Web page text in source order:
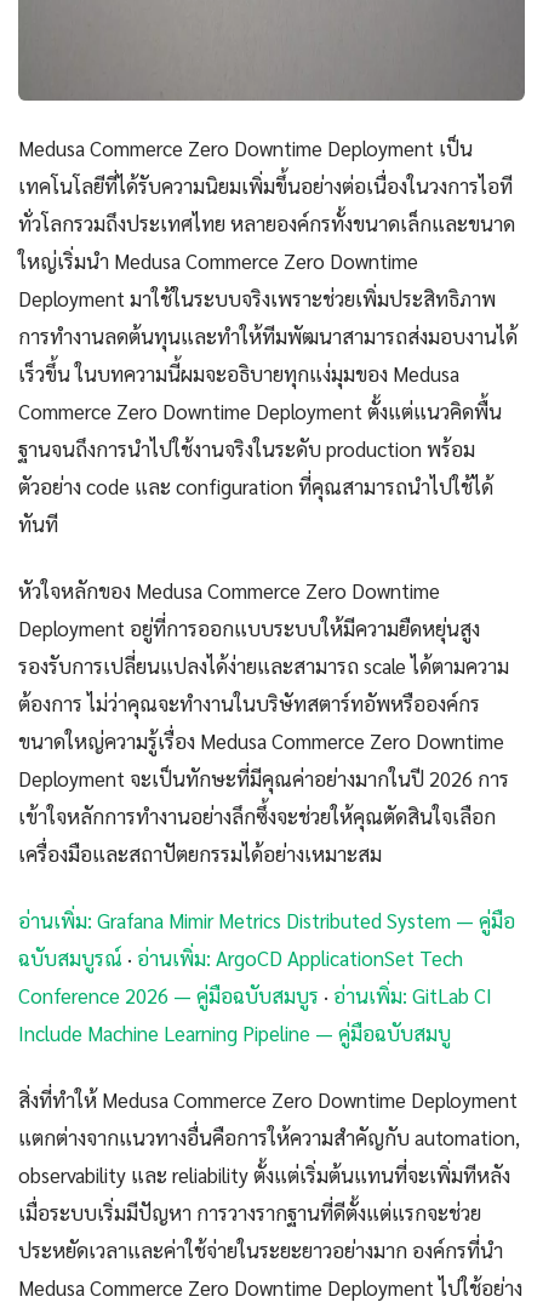
Medusa Commerce Zero Downtime Deployment เป็น
เทคโนโลยีที่ได้รับความนิยมเพิ่มขึ้นอย่างต่อเนื่องในวงการไอที
ทั่วโลกรวมถึงประเทศไทย หลายองค์กรทั้งขนาดเล็กและขนาด
ใหญ่เริ่มนำ Medusa Commerce Zero Downtime
Deployment มาใช้ในระบบจริงเพราะช่วยเพิ่มประสิทธิภาพ
การทำงานลดต้นทุนและทำให้ทีมพัฒนาสามารถส่งมอบงานได้
เร็วขึ้น ในบทความนี้ผมจะอธิบายทุกแง่มุมของ Medusa
Commerce Zero Downtime Deployment ตั้งแต่แนวคิดพื้น
ฐานจนถึงการนำไปใช้งานจริงในระดับ production พร้อม
ตัวอย่าง code และ configuration ที่คุณสามารถนำไปใช้ได้
ทันที
หัวใจหลักของ Medusa Commerce Zero Downtime
Deployment อยู่ที่การออกแบบระบบให้มีความยืดหยุ่นสูง
รองรับการเปลี่ยนแปลงได้ง่ายและสามารถ scale ได้ตามความ
ต้องการ ไม่ว่าคุณจะทำงานในบริษัทสตาร์ทอัพหรือองค์กร
ขนาดใหญ่ความรู้เรื่อง Medusa Commerce Zero Downtime
Deployment จะเป็นทักษะที่มีคุณค่าอย่างมากในปี 2026 การ
เข้าใจหลักการทำงานอย่างลึกซึ้งจะช่วยให้คุณตัดสินใจเลือก
เครื่องมือและสถาปัตยกรรมได้อย่างเหมาะสม
อ่านเพิ่ม: Grafana Mimir Metrics Distributed System — คู่มือ
ฉบับสมบูรณ์ · อ่านเพิ่ม: ArgoCD ApplicationSet Tech
Conference 2026 — คู่มือฉบับสมบูร · อ่านเพิ่ม: GitLab CI
Include Machine Learning Pipeline — คู่มือฉบับสมบู
สิ่งที่ทำให้ Medusa Commerce Zero Downtime Deployment
แตกต่างจากแนวทางอื่นคือการให้ความสำคัญกับ automation,
observability และ reliability ตั้งแต่เริ่มต้นแทนที่จะเพิ่มทีหลัง
เมื่อระบบเริ่มมีปัญหา การวางรากฐานที่ดีตั้งแต่แรกจะช่วย
ประหยัดเวลาและค่าใช้จ่ายในระยะยาวอย่างมาก องค์กรที่นำ
Medusa Commerce Zero Downtime Deployment ไปใช้อย่าง